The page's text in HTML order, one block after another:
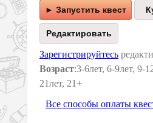
► Запустить квест
Зарегистрируйтесь
Возраст:3-6лет, 6-9лет, 9-
21лет, 21+
Все способы оплаты